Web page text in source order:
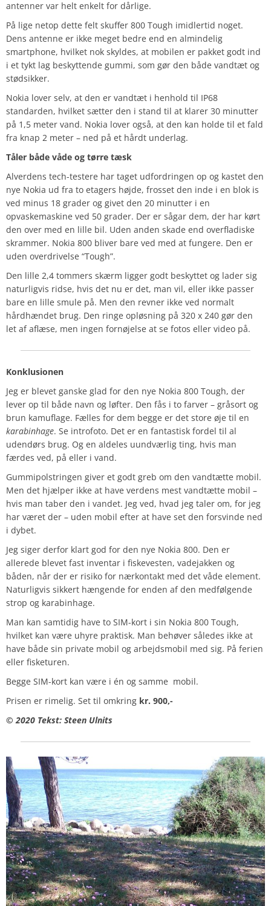
antenner var helt enkelt for dårlige.
På lige netop dette felt skuffer 800 Tough imidlertid noget.
Dens antenne er ikke meget bedre end en almindelig
smartphone, hvilket nok skyldes, at mobilen er pakket godt ind
i et tykt lag beskyttende gummi, som gør den både vandtæt og
stødsikker.
Nokia lover selv, at den er vandtæt i henhold til IP68
standarden, hvilket sætter den i stand til at klarer 30 minutter
på 1,5 meter vand. Nokia lover også, at den kan holde til et fald
fra knap 2 meter – ned på et hårdt underlag.
Tåler både våde og tørre tæsk
Alverdens tech-testere har taget udfordringen op og kastet den
nye Nokia ud fra to etagers højde, frosset den inde i en blok is
ved minus 18 grader og givet den 20 minutter i en
opvaskemaskine ved 50 grader. Der er sågar dem, der har kørt
den over med en lille bil. Uden anden skade end overfladiske
skrammer. Nokia 800 bliver bare ved med at fungere. Den er
uden overdrivelse “Tough”.
Den lille 2,4 tommers skærm ligger godt beskyttet og lader sig
naturligvis ridse, hvis det nu er det, man vil, eller ikke passer
bare en lille smule på. Men den revner ikke ved normalt
hårdhændet brug. Den ringe opløsning på 320 x 240 gør den
let af aflæse, men ingen fornøjelse at se fotos eller video på.
Konklusionen
Jeg er blevet ganske glad for den nye Nokia 800 Tough, der
lever op til både navn og løfter. Den fås i to farver – gråsort og
brun kamuflage. Fælles for dem begge er det store øje til en
karabinhage. Se introfoto. Det er en fantastisk fordel til al
udendørs brug. Og en aldeles uundværlig ting, hvis man
færdes ved, på eller i vand.
Gummipolstringen giver et godt greb om den vandtætte mobil.
Men det hjælper ikke at have verdens mest vandtætte mobil –
hvis man taber den i vandet. Jeg ved, hvad jeg taler om, for jeg
har været der – uden mobil efter at have set den forsvinde ned
i dybet.
Jeg siger derfor klart god for den nye Nokia 800. Den er
allerede blevet fast inventar i fiskevesten, vadejakken og
båden, når der er risiko for nærkontakt med det våde element.
Naturligvis sikkert hængende for enden af den medfølgende
strop og karabinhage.
Man kan samtidig have to SIM-kort i sin Nokia 800 Tough,
hvilket kan være uhyre praktisk. Man behøver således ikke at
have både sin private mobil og arbejdsmobil med sig. På ferien
eller fisketuren.
Begge SIM-kort kan være i én og samme mobil.
Prisen er rimelig. Set til omkring kr. 900,-
© 2020 Tekst: Steen Ulnits